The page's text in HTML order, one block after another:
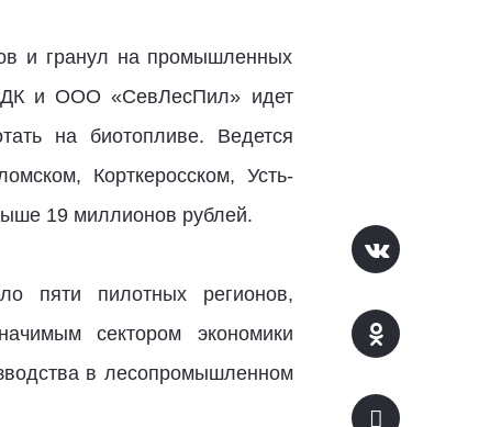
и гранул на промышленных
и ООО «СевЛесПил» идет
на биотопливе. Ведется
Корткеросском, Усть-
19 миллионов рублей.
пяти пилотных регионов,
сектором экономики
в лесопромышленном